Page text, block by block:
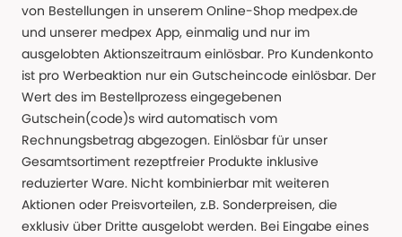
von Bestellungen in unserem Online-Shop medpex.de
und unserer medpex App, einmalig und nur im
ausgelobten Aktionszeitraum einlösbar. Pro Kundenkonto
ist pro Werbeaktion nur ein Gutscheincode einlösbar. Der
Wert des im Bestellprozess eingegebenen
Gutschein(code)s wird automatisch vom
Rechnungsbetrag abgezogen. Einlösbar für unser
Gesamtsortiment rezeptfreier Produkte inklusive
reduzierter Ware. Nicht kombinierbar mit weiteren
Aktionen oder Preisvorteilen, z.B. Sonderpreisen, die
exklusiv über Dritte ausgelobt werden. Bei Eingabe eines